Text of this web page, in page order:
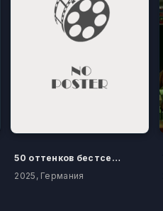
50 оттенков бестселлера
2025, Германия